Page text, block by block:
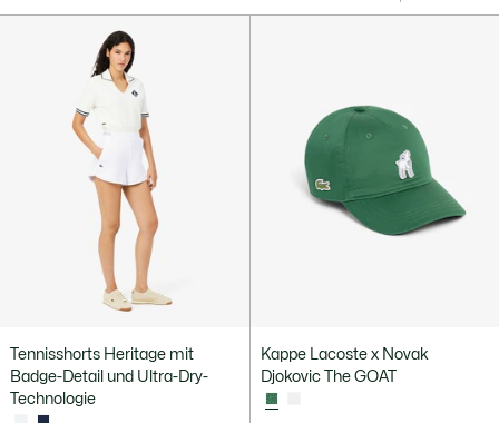
Tennisshorts Heritage mit
Badge-Detail und Ultra-Dry-
Technologie
Kappe Lacoste x Novak
Djokovic The GOAT